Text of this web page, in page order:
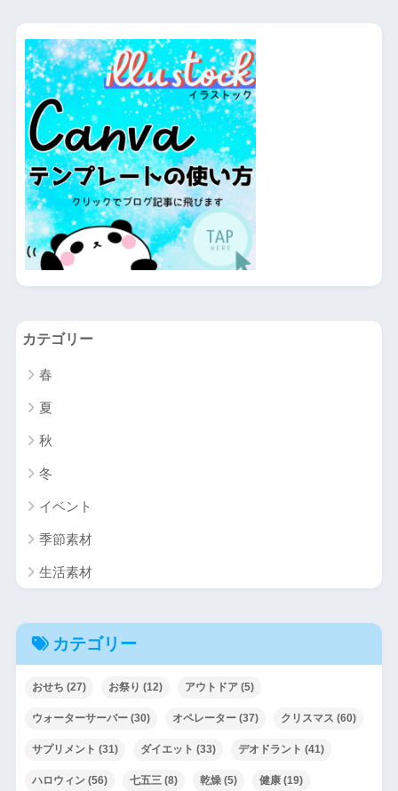
カテゴリー
春
夏
秋
冬
イベント
季節素材
生活素材
カテゴリー
おせち (27) お祭り (12) アウトドア(5)
ウォーターサーバー(30) オペレーター(37) クリスマス (60)
サプリメント (31) ダイエット (33) デオドラント (41)
ハロウィン(56) 七五三(8) 乾燥(5) 健康(19)